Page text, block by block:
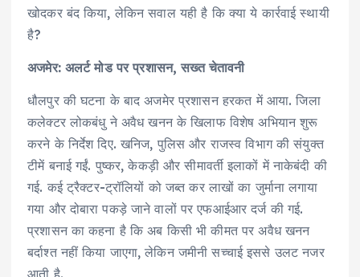
खोदकर बंद किया, लेकिन सवाल यही है कि क्या ये कार्रवाई स्थायी
है?
अजमेर: अलर्ट मोड पर प्रशासन, सख्त चेतावनी
धौलपुर की घटना के बाद अजमेर प्रशासन हरकत में आया. जिला
कलेक्टर लोकबंधु ने अवैध खनन के खिलाफ विशेष अभियान शुरू
करने के निर्देश दिए. खनिज, पुलिस और राजस्व विभाग की संयुक्त
टीमें बनाई गईं. पुष्कर, केकड़ी और सीमावर्ती इलाकों में नाकेबंदी की
गई. कई ट्रैक्टर-ट्रॉलियों को जब्त कर लाखों का जुर्माना लगाया
गया और दोबारा पकड़े जाने वालों पर एफआईआर दर्ज की गई.
प्रशासन का कहना है कि अब किसी भी कीमत पर अवैध खनन
बर्दाश्त नहीं किया जाएगा, लेकिन जमीनी सच्चाई इससे उलट नजर
आती है.